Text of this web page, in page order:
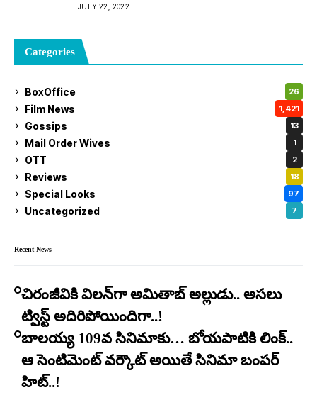
JULY 22, 2022
Categories
BoxOffice 26
Film News 1,421
Gossips 13
Mail Order Wives 1
OTT 2
Reviews 18
Special Looks 97
Uncategorized 7
Recent News
చిరంజీవికి విలన్‌గా అమితాబ్ అల్లుడు.. అసలు
ట్విస్ట్ అదిరిపోయిందిగా..!
బాలయ్య 109వ సినిమాకు… బోయపాటికి లింక్..
ఆ సెంటిమెంట్ వర్కౌట్ అయితే సినిమా బంపర్
హిట్..!